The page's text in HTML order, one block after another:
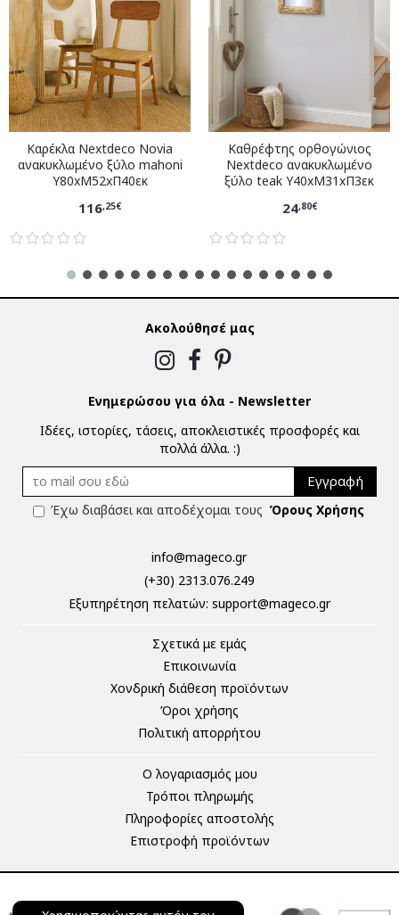
Καρέκλα Nextdeco Novia
ανακυκλωμένο ξύλο mahoni
Υ80xM52xΠ40εκ
116,25€
Καθρέφτης ορθογώνιος
Nextdeco ανακυκλωμένο
ξύλο teak Υ40xM31xΠ3εκ
24,80€
Ακολούθησέ μας
Ενημερώσου για όλα - Newsletter
Ιδέες, ιστορίες, τάσεις, αποκλειστικές προσφορές και
πολλά άλλα. :)
Εγγραφή
Έχω διαβάσει και αποδέχομαι τους Όρους Χρήσης
info@mageco.gr
(+30) 2313.076.249
Eξυπηρέτηση πελατών: support@mageco.gr
Σχετικά με εμάς
Επικοινωνία
Χονδρική διάθεση προϊόντων
Όροι χρήσης
Πολιτική απορρήτου
Ο λογαριασμός μου
Τρόποι πληρωμής
Πληροφορίες αποστολής
Επιστροφή προϊόντων